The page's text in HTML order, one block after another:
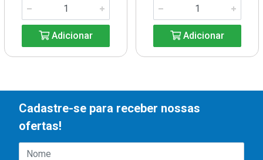
Adicionar Adicionar
Cadastre-se para receber nossas
ofertas!